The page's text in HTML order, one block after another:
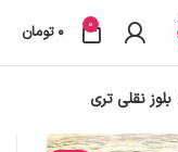
0
0 تومان
بلوز نقلی تری